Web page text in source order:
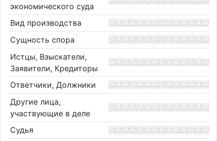
экономического суда
Вид производства
Сущность спора
Истцы, Взыскатели,
Заявители, Кредиторы
Ответчики, Должники
Другие лица,
участвующие в деле
Судья